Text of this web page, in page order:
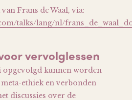
Frans de Waal, via:
talks/lang/nl/
vervolglessen
opgevolgd kunnen worden
ethiek en verbonden
discussies over de